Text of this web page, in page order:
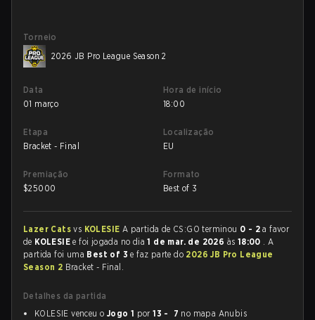
Torneio
2026 JB Pro League Season 2
Data
01 março
Hora de início
18:00
Etapa
Bracket - Final
Localização
EU
Premiação
$25000
Formato
Best of 3
Lazer Catsvs KOLESIE A partida de CS:GO terminou 0 - 2 a favor
de KOLESIEe foi jogada no dia1 de mar. de 2026 às 18:00 . A
partida foi uma Best of 3e faz parte do 2026 JB Pro League
Season 2 Bracket - Final.
Detalhes da partida
KOLESIE venceu o Jogo 1 por13 - 7 no mapa Anubis